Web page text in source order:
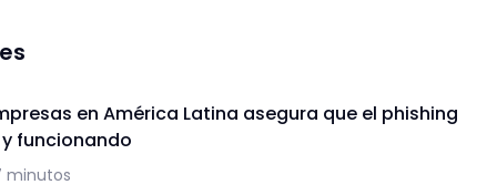
en América Latina asegura que el phishing
funcionando
minutos